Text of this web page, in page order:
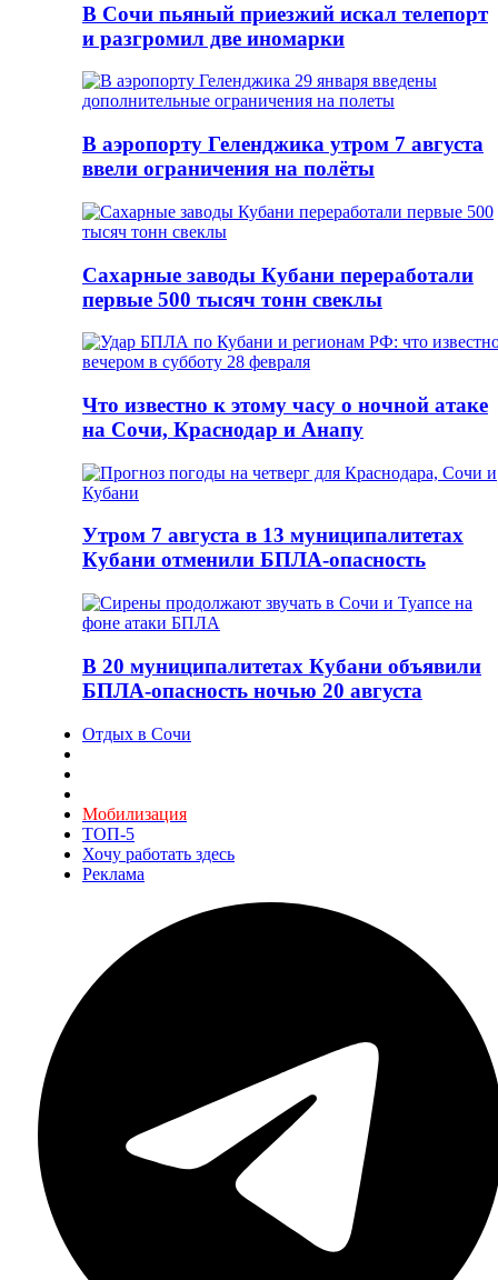
В Сочи пьяный приезжий искал телепорт
и разгромил две иномарки
В аэропорту Геленджика утром 7 августа
ввели ограничения на полёты
Сахарные заводы Кубани переработали
первые 500 тысяч тонн свеклы
Что известно к этому часу о ночной атаке
на Сочи, Краснодар и Анапу
Утром 7 августа в 13 муниципалитетах
Кубани отменили БПЛА-опасность
В 20 муниципалитетах Кубани объявили
БПЛА-опасность ночью 20 августа
Отдых в Сочи
Мобилизация
ТОП-5
Хочу работать здесь
Реклама